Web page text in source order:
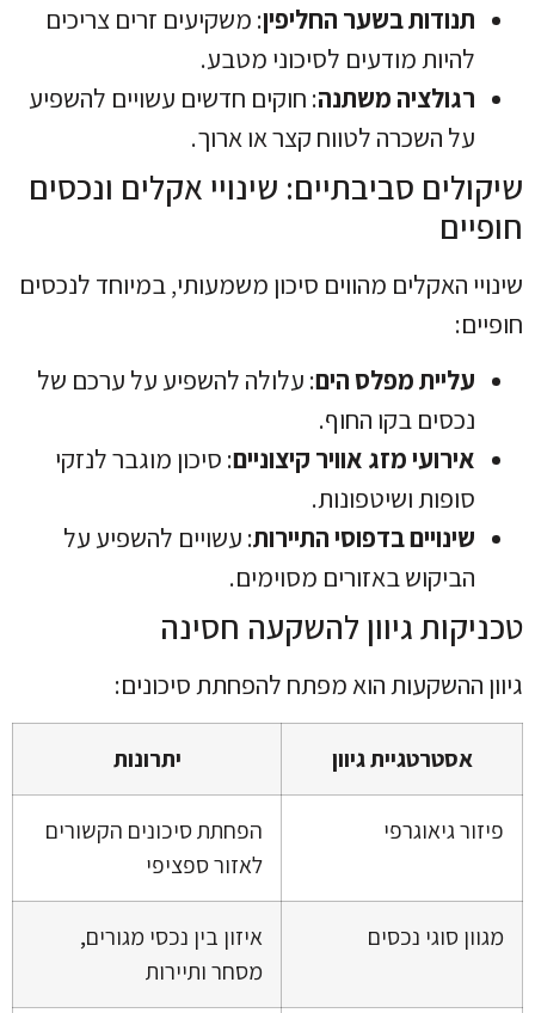
תנודות בשער החליפין: משקיעים זרים צריכים
להיות מודעים לסיכוני מטבע.
רגולציה משתנה: חוקים חדשים עשויים להשפיע
על השכרה לטווח קצר או ארוך.
שיקולים סביבתיים: שינויי אקלים ונכסים
חופיים
שינויי האקלים מהווים סיכון משמעותי, במיוחד לנכסים
חופיים:
עליית מפלס הים: עלולה להשפיע על ערכם של
נכסים בקו החוף.
אירועי מזג אוויר קיצוניים: סיכון מוגבר לנזקי
סופות ושיטפונות.
שינויים בדפוסי התיירות: עשויים להשפיע על
הביקוש באזורים מסוימים.
טכניקות גיוון להשקעה חסינה
גיוון ההשקעות הוא מפתח להפחתת סיכונים:
אסטרטגיית גיוון יתרונות
פיזור גיאוגרפי
הפחתת סיכונים הקשורים
לאזור ספציפי
מגוון סוגי נכסים
איזון בין נכסי מגורים,
מסחר ותיירות